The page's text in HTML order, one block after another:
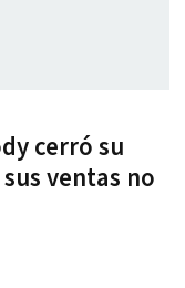
cerró su
ventas no